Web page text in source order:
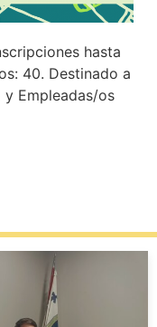
hasta
40. Destinado a
y Empleadas/os